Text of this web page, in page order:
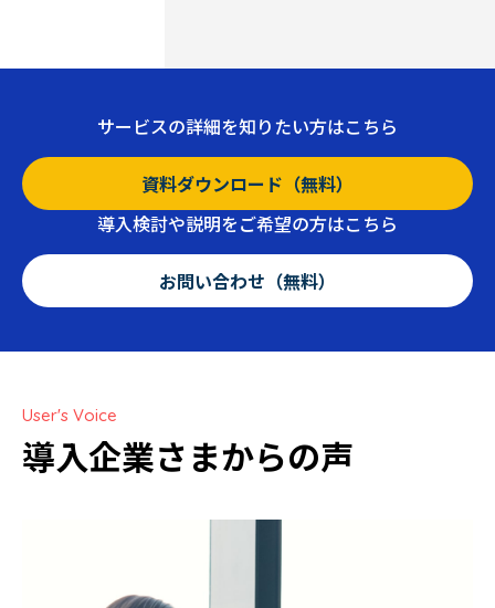
サービスの詳細を知りたい方はこちら
資料ダウンロード（無料）
導入検討や説明をご希望の方はこちら
お問い合わせ（無料）
User's Voice
導入企業さまからの声